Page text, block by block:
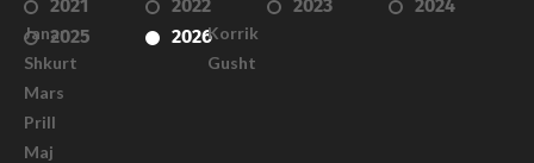
2021
2022 2023
2024
2025
2026
Janar
Shkurt
Mars
Prill
Maj
Korrik
Gusht